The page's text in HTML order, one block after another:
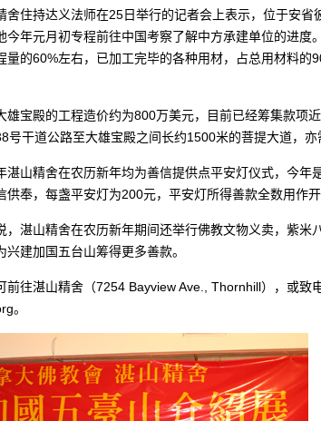
舍住持达义法师在25日举行的记者会上表示，位于安
今年元月初专程前往中国考察了解中方承建单位的进度
量的60%左右，已加工完毕的各种用材，占总用材料的
雄宝殿的工程造价约为800万美元，目前已经筹集款项
号干道公路至大雄宝殿之间长约1500米的菩提大道，亦
湛山精舍在农历新年均为善信提供点平安灯仪式，今年
奉，每盏平安灯为200元，平安灯所得善款全数用作开
，湛山精舍在农历新年期间还举行佛教文物义卖，紫米
建加国五台山筹得更多善款。
前往湛山精舍（7254 Bayview Ave., Thornhill），或致
。